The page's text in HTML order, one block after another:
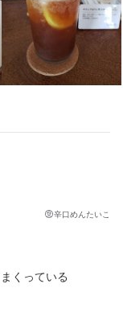
辛口めんたいこ
くっている